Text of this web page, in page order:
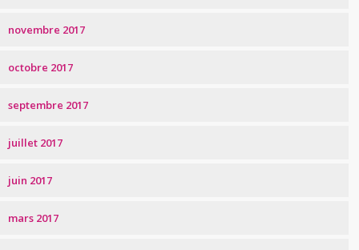
novembre 2017
octobre 2017
septembre 2017
juillet 2017
juin 2017
mars 2017